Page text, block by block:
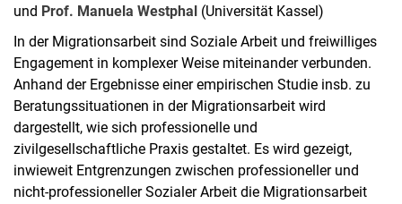
und Prof. Manuela Westphal (Universität Kassel)
In der Migrationsarbeit sind Soziale Arbeit und freiwilliges
Engagement in komplexer Weise miteinander verbunden.
Anhand der Ergebnisse einer empirischen Studie insb. zu
Beratungssituationen in der Migrationsarbeit wird
dargestellt, wie sich professionelle und
zivilgesellschaftliche Praxis gestaltet. Es wird gezeigt,
inwieweit Entgrenzungen zwischen professioneller und
nicht-professioneller Sozialer Arbeit die Migrationsarbeit